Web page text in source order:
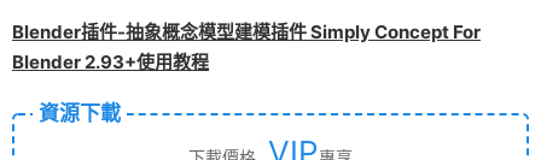
Blender插件-抽象概念模型建模插件 Simply Concept For
Blender 2.93+使用教程
資源下載
VIP